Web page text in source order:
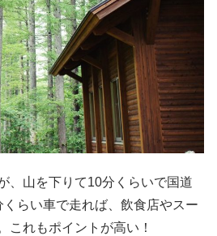
、山を下りて10分くらいで国道
らい車で走れば、飲食店やスー
これもポイントが高い！